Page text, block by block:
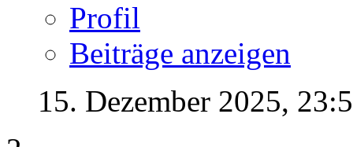
Profil
Beiträge anzeigen
15. Dezember 2025,